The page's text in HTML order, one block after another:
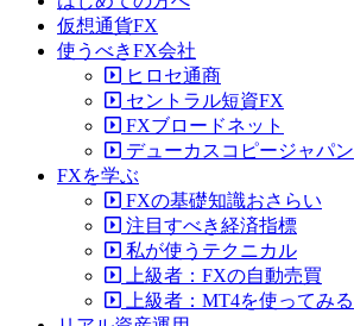
仮想通貨FX
使うべきFX会社
ヒロセ通商
セントラル短資FX
FXブロードネット
デューカスコピージャパン
FXを学ぶ
FXの基礎知識おさらい
注目すべき経済指標
私が使うテクニカル
上級者：FXの自動売買
上級者：MT4を使ってみる